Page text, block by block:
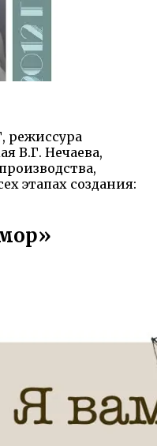
режиссура
В.Г. Нечаева,
этапах создания: